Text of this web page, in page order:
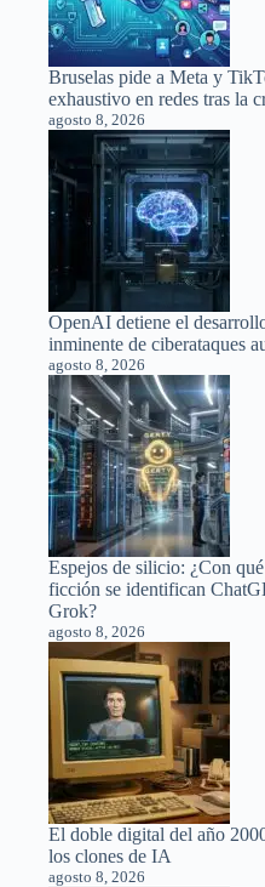
Bruselas pide a Meta y
exhaustivo en redes tras la
agosto 8, 2026
OpenAI detiene el
inminente de ciberataques
agosto 8, 2026
Espejos de silicio: ¿Con
ficción se identifican
Grok?
agosto 8, 2026
El doble digital del año
los clones de IA
agosto 8, 2026